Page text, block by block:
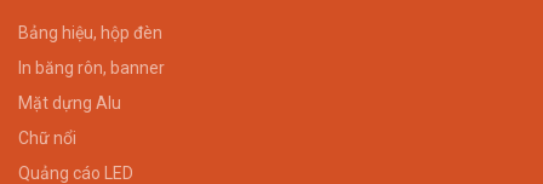
Bảng hiệu, hộp đèn
In băng rôn, banner
Mặt dựng Alu
Chữ nổi
Quảng cáo LED